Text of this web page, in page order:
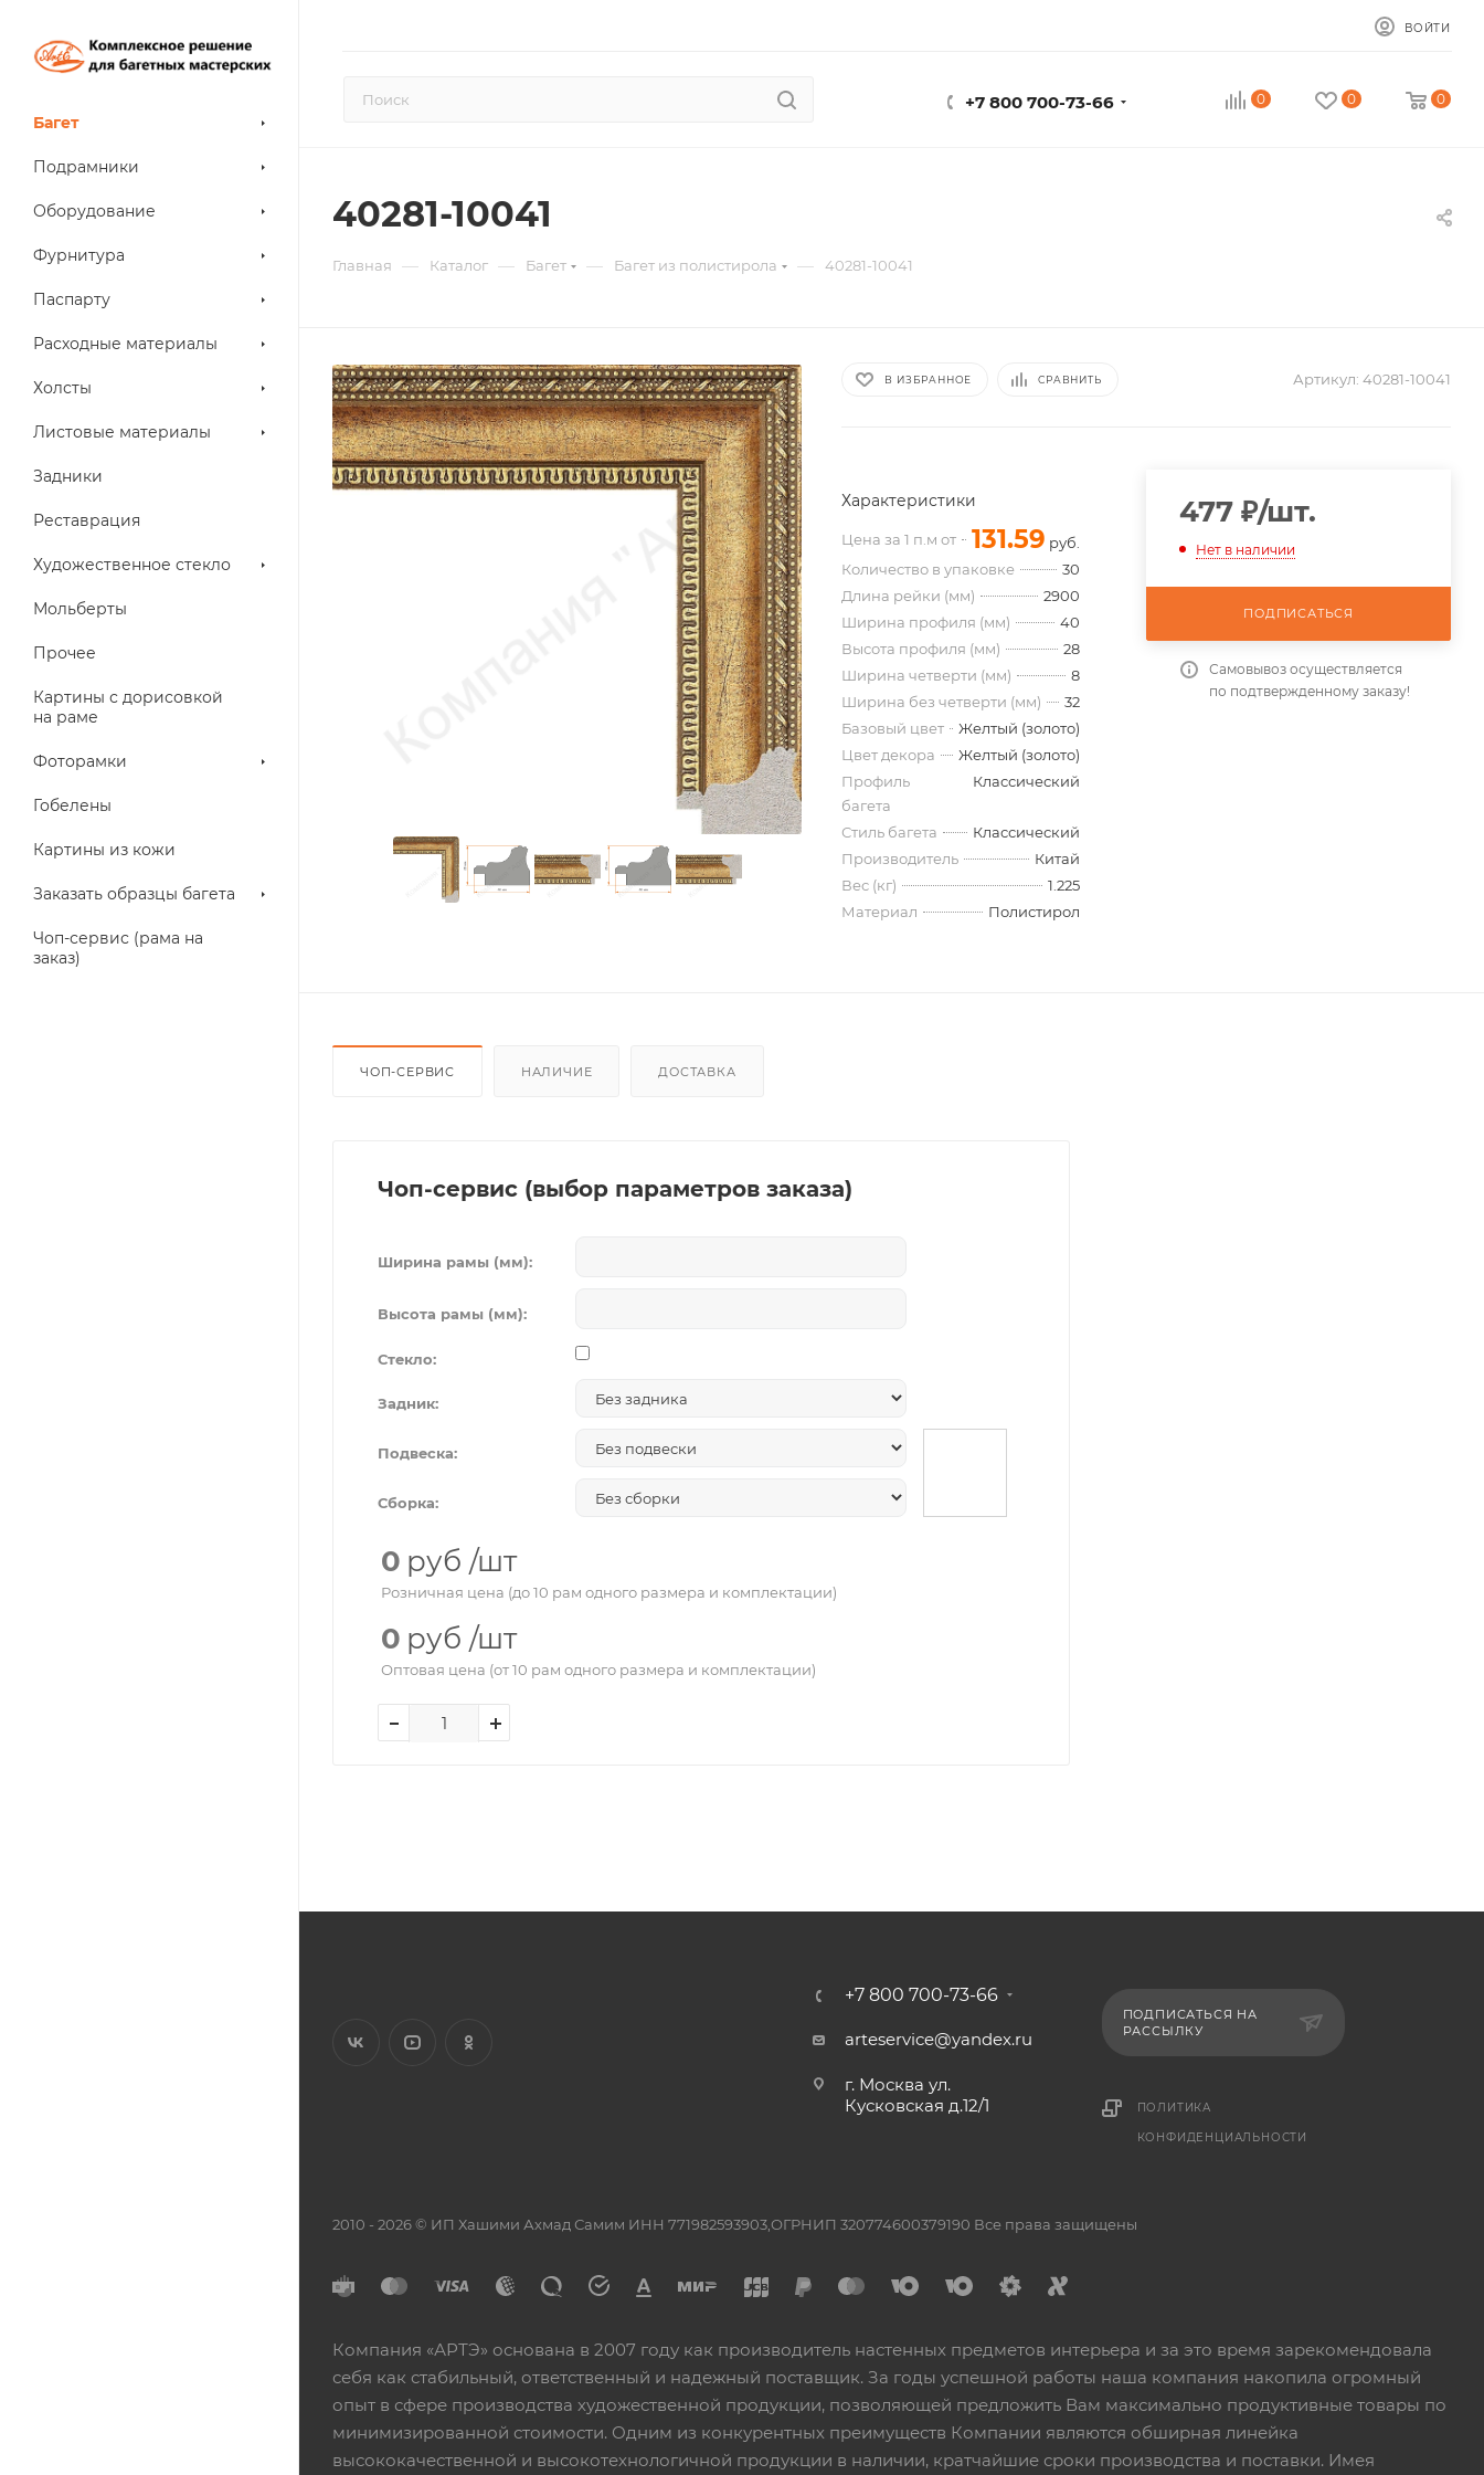
ВОЙТИ
+7 800 700-73-66 0 0 0
Багет
Подрамники
Оборудование
Фурнитура
Паспарту
Расходные материалы
Холсты
Листовые материалы
Задники
Реставрация
Художественное стекло
Мольберты
Прочее
Картины с дорисовкой
на раме
Фоторамки
Гобелены
Картины из кожи
Заказать образцы багета
Чоп-сервис (рама на
заказ)
40281-10041
Главная — Каталог — Багет — Багет из полистирола — 40281-10041
В ИЗБРАННОЕ СРАВНИТЬ Артикул: 40281-10041
Характеристики
Цена за 1 п.м от 131.59 руб.
Количество в упаковке
30
Длина рейки (мм)
2900
Ширина профиля (мм)
40
Высота профиля (мм)
28
Ширина четверти (мм)
8
Ширина без четверти (мм)
32
Базовый цвет
Желтый (золото)
Цвет декора
Желтый (золото)
Профиль
багета
Классический
Стиль багета
Классический
Производитель
Китай
Вес (кг)
1.225
Материал
Полистирол
477 ₽/шт.
Нет в наличии
ПОДПИСАТЬСЯ
Самовывоз осуществляется
по подтвержденному заказу!
ЧОП-СЕРВИС НАЛИЧИЕ ДОСТАВКА
Чоп-сервис (выбор параметров заказа)
Ширина рамы (мм):
Высота рамы (мм):
Стекло:
Задник:
Подвеска:
Сборка:
0 руб /шт
Розничная цена (до 10 рам одного размера и комплектации)
0 руб /шт
Оптовая цена (от 10 рам одного размера и комплектации)
+7 800 700-73-66
arteservice@yandex.ru
г. Москва ул.
Кусковская д.12/1
ПОДПИСАТЬСЯ НА
РАССЫЛКУ
ПОЛИТИКА
КОНФИДЕНЦИАЛЬНОСТИ
2010 - 2026 © ИП Хашими Ахмад Самим ИНН 771982593903,ОГРНИП 320774600379190 Все права защищены
Компания «АРТЭ» основана в 2007 году как производитель настенных предметов интерьера и за это время зарекомендовала
себя как стабильный, ответственный и надежный поставщик. За годы успешной работы наша компания накопила огромный
опыт в сфере производства художественной продукции, позволяющей предложить Вам максимально продуктивные товары по
минимизированной стоимости. Одним из конкурентных преимуществ Компании являются обширная линейка
высококачественной и высокотехнологичной продукции в наличии, кратчайшие сроки производства и поставки. Имея